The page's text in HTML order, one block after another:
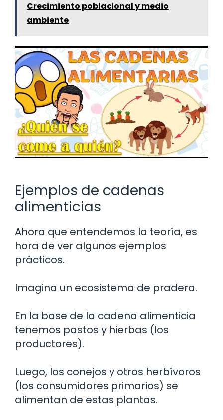
Crecimiento poblacional y medio
ambiente
Ejemplos de cadenas
alimenticias
Ahora que entendemos la teoría, es
hora de ver algunos ejemplos
prácticos.
Imagina un ecosistema de pradera.
En la base de la cadena alimenticia
tenemos pastos y hierbas (los
productores).
Luego, los conejos y otros herbívoros
(los consumidores primarios) se
alimentan de estas plantas.